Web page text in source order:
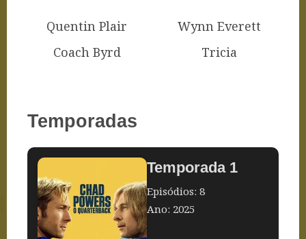
Quentin Plair
Coach Byrd
Wynn Everett
Tricia
Temporadas
Temporada 1
Episódios: 8
Ano: 2025